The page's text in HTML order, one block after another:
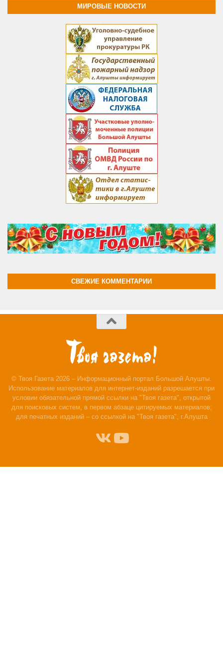
МИРОВЫЕ НОВОСТИ
СВЕЖИЕ КОММЕНТАРИИ
© Твоя Газета 2026 – Информационный портал Большой Алушты.
Использование материалов для интернет-изданий разрешается при
условии обязательной прямой ссылки на "Твоя газета", открытой
для поисковых систем, в первом абзаце цитируемых материалов;
для печатных изданий – со ссылкой на "Твоя газета", г.Алушта